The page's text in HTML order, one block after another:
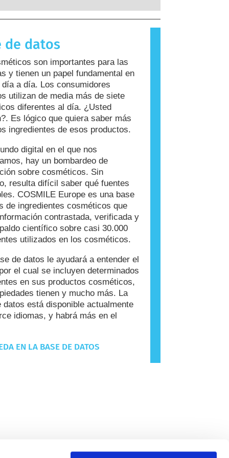
de las personas. Una
causa una reacción alérgica se
Los cosméticos y productos de
resultar alergénicos para algunas
Esto no significa que el producto no
para que otros lo utilicen.
de datos
son importantes para las
y tienen un papel fundamental en
día a día. Los consumidores
utilizan de media más de siete
diferentes al día. ¿Usted
Es lógico que quiera saber más
ingredientes de esos productos.
digital en el que nos
hay un bombardeo de
sobre cosméticos. Sin
resulta difícil saber qué fuentes
COSMILE Europe es una base
de ingredientes cosméticos que
contrastada, verificada y
científico sobre casi 30.000
utilizados en los cosméticos.
de datos le ayudará a entender el
el cual se incluyen determinados
en sus productos cosméticos,
tienen y mucho más. La
datos está disponible actualmente
idiomas, y habrá más en el
EN LA BASE DE DATOS